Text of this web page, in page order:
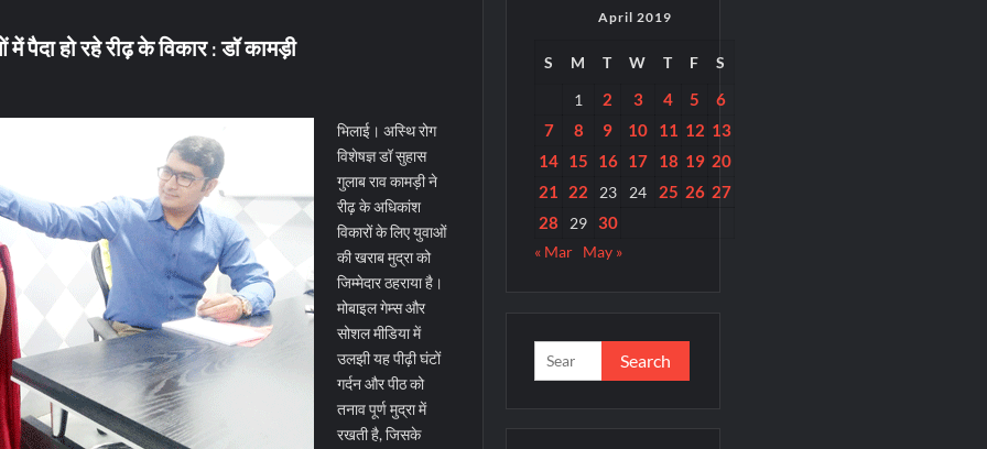
पैदा हो रहे रीढ़ के विकार : डॉ कामड़ी
भिलाई। अस्थि रोग
विशेषज्ञ डॉ सुहास
गुलाब राव कामड़ी ने
रीढ़ के अधिकांश
विकारों के लिए युवाओं
की खराब मुद्रा को
जिम्मेदार ठहराया है।
मोबाइल गेम्स और
सोशल मीडिया में
उलझी यह पीढ़ी घंटों
गर्दन और पीठ को
तनाव पूर्ण मुद्रा में
रखती है, जिसके
April 2019
S M T W T F
S
1
2 3 4 5
6
7
8 9 10 11 12 13
14 15 16 17 18 19 20
21
22 23 24 25 26 27
28
29 30
« Mar May »
Search
for: